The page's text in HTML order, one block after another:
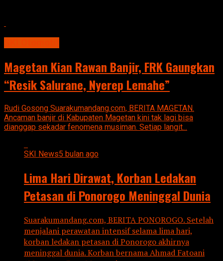
Magetan Kian Rawan Banjir, FRK Gaungkan
“Resik Salurane, Nyerep Lemahe”
Rudi Gosong Suarakumandang.com, BERITA MAGETAN.
Ancaman banjir di Kabupaten Magetan kini tak lagi bisa
dianggap sekadar fenomena musiman. Setiap langit...
SKI News5 bulan ago
Lima Hari Dirawat, Korban Ledakan
Petasan di Ponorogo Meninggal Dunia
Suarakumandang.com, BERITA PONOROGO. Setelah
menjalani perawatan intensif selama lima hari,
korban ledakan petasan di Ponorogo akhirnya
meninggal dunia. Korban bernama Ahmad Fatoani